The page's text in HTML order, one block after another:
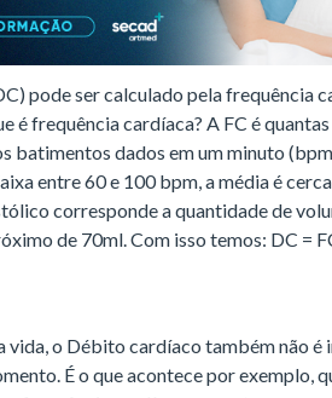
pode ser calculado pela frequência
é frequência cardíaca? A FC é
batimentos dados em um minuto
entre 60 e 100 bpm, a média é
corresponde a quantidade de
de 70ml. Com isso temos: DC =
vida, o Débito cardíaco também não é
É o que acontece por exemplo,